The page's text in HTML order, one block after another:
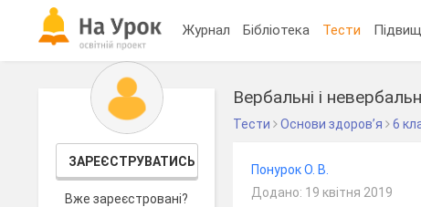
Журнал Бібліотека Тести
ЗАРЕЄСТРУВАТИСЬ
Вже зареєстровані?
Вербальні і
Тести Основи здоров’я 6
Понурок О. В.
Додано: 19 квітня 2019